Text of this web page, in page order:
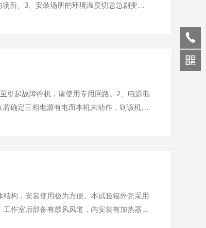
所。3、安装场所的环境温度切忌急剧变
引起故障停机，请使用专用回路。2、电源电
确定三相电源有电而本机未动作，则该机可
构，安装使用极为方便。本试验箱外壳采用
作室后部备有鼓风风道，内安装有加热器、